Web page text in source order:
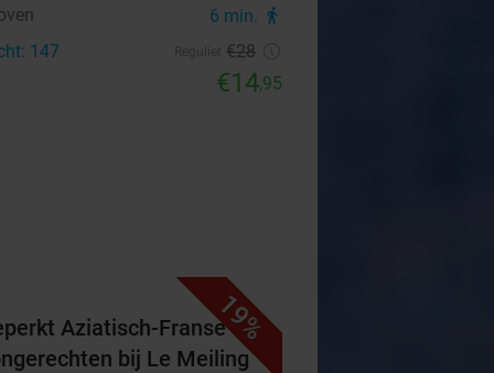
6 min. directions_walk
147 €28
€14,95
19%
Aziatisch-Franse
bij Le Meiling